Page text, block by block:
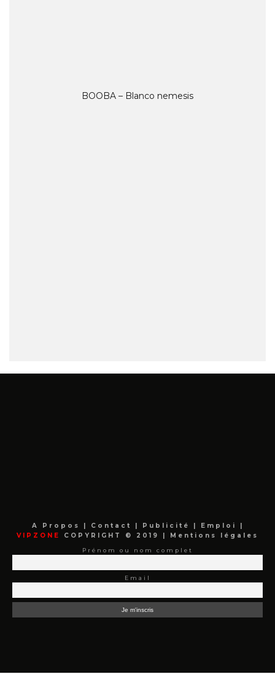
BOOBA – Blanco nemesis
A Propos | Contact | Publicité | Emploi
|
VIPZONE
COPYRIGHT © 2019 | Mentions légales
Prénom ou nom complet
Email